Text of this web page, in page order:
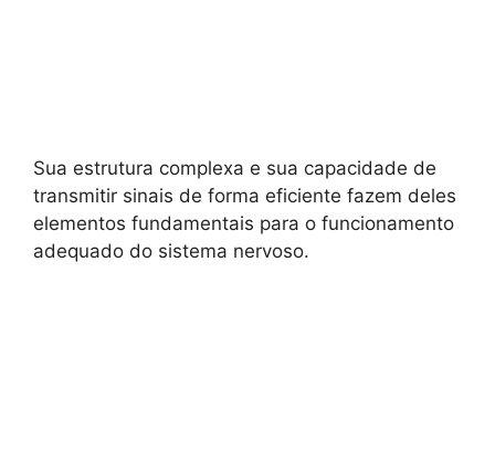
Sua estrutura complexa e sua capacidade de
transmitir sinais de forma eficiente fazem deles
elementos fundamentais para o funcionamento
adequado do sistema nervoso.